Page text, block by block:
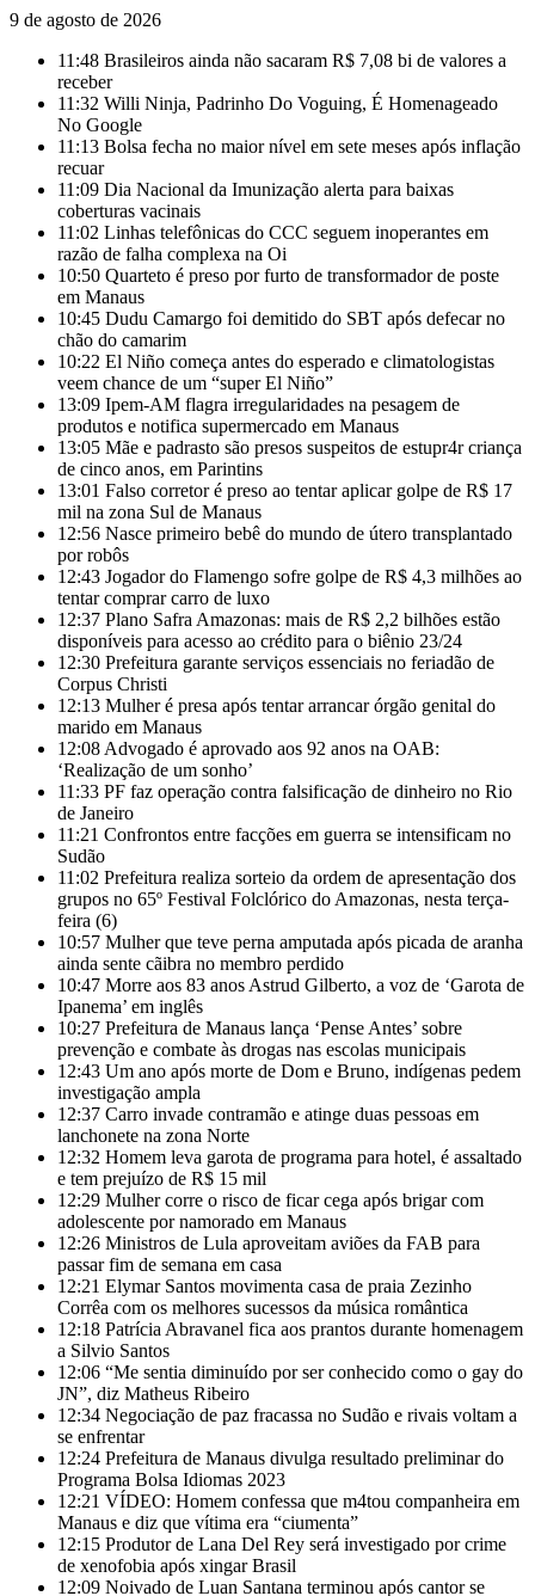
9 de agosto de 2026
11:48 Brasileiros ainda não sacaram R$ 7,08 bi de valores a
receber
11:32 Willi Ninja, Padrinho Do Voguing, É Homenageado
No Google
11:13 Bolsa fecha no maior nível em sete meses após inflação
recuar
11:09 Dia Nacional da Imunização alerta para baixas
coberturas vacinais
11:02 Linhas telefônicas do CCC seguem inoperantes em
razão de falha complexa na Oi
10:50 Quarteto é preso por furto de transformador de poste
em Manaus
10:45 Dudu Camargo foi demitido do SBT após defecar no
chão do camarim
10:22 El Niño começa antes do esperado e climatologistas
veem chance de um “super El Niño”
13:09 Ipem-AM flagra irregularidades na pesagem de
produtos e notifica supermercado em Manaus
13:05 Mãe e padrasto são presos suspeitos de estupr4r criança
de cinco anos, em Parintins
13:01 Falso corretor é preso ao tentar aplicar golpe de R$ 17
mil na zona Sul de Manaus
12:56 Nasce primeiro bebê do mundo de útero transplantado
por robôs
12:43 Jogador do Flamengo sofre golpe de R$ 4,3 milhões ao
tentar comprar carro de luxo
12:37 Plano Safra Amazonas: mais de R$ 2,2 bilhões estão
disponíveis para acesso ao crédito para o biênio 23/24
12:30 Prefeitura garante serviços essenciais no feriadão de
Corpus Christi
12:13 Mulher é presa após tentar arrancar órgão genital do
marido em Manaus
12:08 Advogado é aprovado aos 92 anos na OAB:
‘Realização de um sonho’
11:33 PF faz operação contra falsificação de dinheiro no Rio
de Janeiro
11:21 Confrontos entre facções em guerra se intensificam no
Sudão
11:02 Prefeitura realiza sorteio da ordem de apresentação dos
grupos no 65º Festival Folclórico do Amazonas, nesta terça-
feira (6)
10:57 Mulher que teve perna amputada após picada de aranha
ainda sente cãibra no membro perdido
10:47 Morre aos 83 anos Astrud Gilberto, a voz de ‘Garota de
Ipanema’ em inglês
10:27 Prefeitura de Manaus lança ‘Pense Antes’ sobre
prevenção e combate às drogas nas escolas municipais
12:43 Um ano após morte de Dom e Bruno, indígenas pedem
investigação ampla
12:37 Carro invade contramão e atinge duas pessoas em
lanchonete na zona Norte
12:32 Homem leva garota de programa para hotel, é assaltado
e tem prejuízo de R$ 15 mil
12:29 Mulher corre o risco de ficar cega após brigar com
adolescente por namorado em Manaus
12:26 Ministros de Lula aproveitam aviões da FAB para
passar fim de semana em casa
12:21 Elymar Santos movimenta casa de praia Zezinho
Corrêa com os melhores sucessos da música romântica
12:18 Patrícia Abravanel fica aos prantos durante homenagem
a Silvio Santos
12:06 “Me sentia diminuído por ser conhecido como o gay do
JN”, diz Matheus Ribeiro
12:34 Negociação de paz fracassa no Sudão e rivais voltam a
se enfrentar
12:24 Prefeitura de Manaus divulga resultado preliminar do
Programa Bolsa Idiomas 2023
12:21 VÍDEO: Homem confessa que m4tou companheira em
Manaus e diz que vítima era “ciumenta”
12:15 Produtor de Lana Del Rey será investigado por crime
de xenofobia após xingar Brasil
12:09 Noivado de Luan Santana terminou após cantor se